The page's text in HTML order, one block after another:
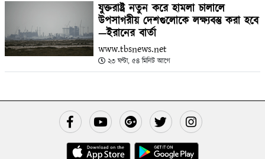
যুক্তরাষ্ট্র নতুন করে হামলা চালালে
উপসাগরীয় দেশগুলোকে লক্ষ্যবস্তু করা হবে
—ইরানের বার্তা
www.tbsnews.net
২৩ ঘণ্টা, ৫৪ মিনিট আগে